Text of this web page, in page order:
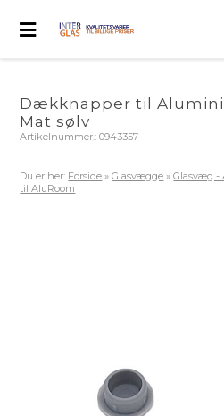
Dækknapper til
Mat sølv
Artikelnummer.:0943357
Du er her: Forside »Glasvægge »Glasvæg -
til AluRoom